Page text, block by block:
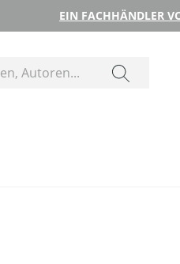
EIN FACHHÄNDLER